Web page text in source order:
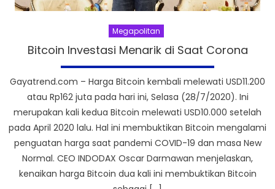
Megapolitan
Bitcoin Investasi Menarik di Saat Corona
Gayatrend.com – Harga Bitcoin kembali melewati USD11.200
atau Rp162 juta pada hari ini, Selasa (28/7/2020). Ini
merupakan kali kedua Bitcoin melewati USD10.000 setelah
pada April 2020 lalu. Hal ini membuktikan Bitcoin mengalami
penguatan harga saat pandemi COVID-19 dan masa New
Normal. CEO INDODAX Oscar Darmawan menjelaskan,
kenaikan harga Bitcoin dua kali ini membuktikan Bitcoin